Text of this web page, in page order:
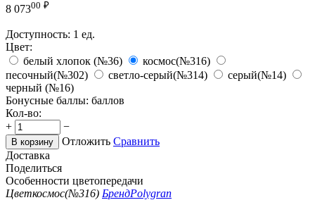
8 07300 ₽
Доступность: 1 ед.
Цвет:
белый хлопок (№36)
космос(№316)
песочный(№302)
светло-серый(№314)
серый(№14)
черный (№16)
Бонусные баллы: баллов
Кол-во:
+
−
В корзину Отложить Сравнить
Доставка
Поделиться
Особенности цветопередачи
Цветкосмос(№316) БрендPolygran